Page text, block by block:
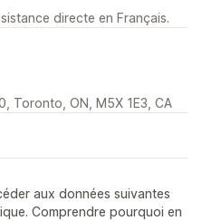
directe en Français.
Toronto, ON, M5X 1E3, CA
aux données suivantes
Comprendre pourquoi en